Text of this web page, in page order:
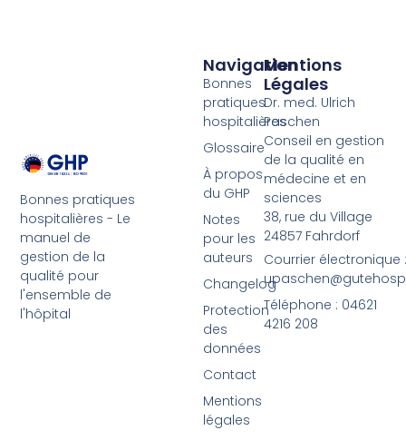
Bonnes pratiques
hospitalières - Le
manuel de
gestion de la
qualité pour
l'ensemble de
l'hôpital
Navigation
Bonnes
pratiques
hospitalières
Glossaire
À propos
du GHP
Notes
pour les
auteurs
Changelog
Protection
des
données
Contact
Mentions
légales
Mentions
Légales
Dr. med. Ulrich
Paschen
Conseil en gestion
de la qualité en
médecine et en
sciences
38, rue du Village
24857 Fahrdorf
Courrier électronique
Téléphone : 04621
4216 208